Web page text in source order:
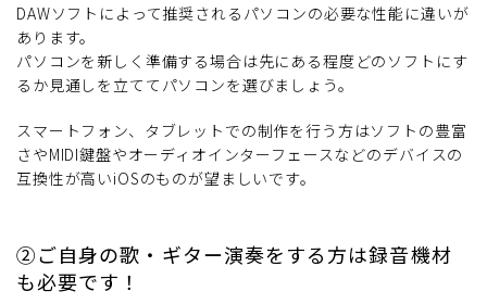
DAWソフトによって推奨されるパソコンの必要な性能に違いが
あります。
パソコンを新しく準備する場合は先にある程度どのソフトにす
るか見通しを立ててパソコンを選びましょう。
スマートフォン、タブレットでの制作を行う方はソフトの豊富
さやMIDI鍵盤やオーディオインターフェースなどのデバイスの
互換性が高いiOSのものが望ましいです。
②ご自身の歌・ギター演奏をする方は録音機材
も必要です！